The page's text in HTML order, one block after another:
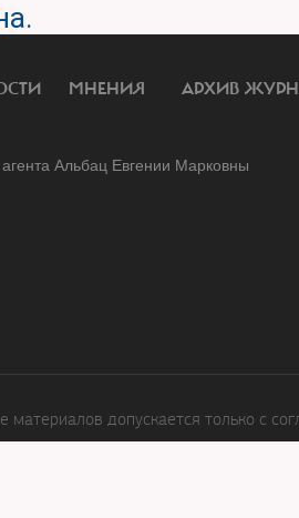
МНЕНИЯ АРХИВ
Альбац Евгении Марковны
допускается только с